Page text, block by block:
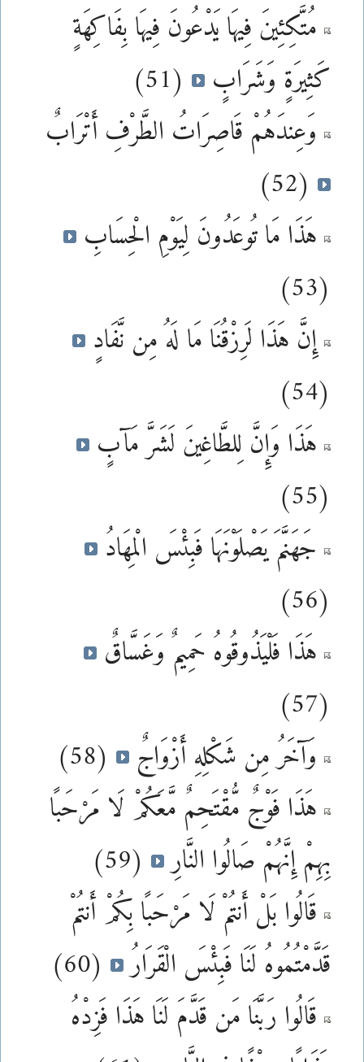
مُتَّكِئِينَ فِيهَا يَدْعُونَ فِيهَا بِفَاكِهَةٍ
كَثِيرَةٍ وَشَرَابٍ
(51)
وَعِندَهُمْ قَاصِرَاتُ الطَّرْفِ أَتْرَابٌ
(52)
هَذَا مَا تُوعَدُونَ لِيَوْمِ الْحِسَابِ
(53)
إِنَّ هَذَا لَرِزْقُنَا مَا لَهُ مِن نَّفَادٍ
(54)
هَذَا وَإِنَّ لِلطَّاغِينَ لَشَرَّ مَآبٍ
(55)
جَهَنَّمَ يَصْلَوْنَهَا فَبِئْسَ الْمِهَادُ
(56)
هَذَا فَلْيَذُوقُوهُ حَمِيمٌ وَغَسَّاقٌ
(57)
وَآخَرُ مِن شَكْلِهِ أَزْوَاجٌ
(58)
هَذَا فَوْجٌ مُّقْتَحِمٌ مَّعَكُمْ لَا مَرْحَبًا
بِهِمْ إِنَّهُمْ صَالُوا النَّارِ
(59)
قَالُوا بَلْ أَنتُمْ لَا مَرْحَبًا بِكُمْ أَنتُمْ
قَدَّمْتُمُوهُ لَنَا فَبِئْسَ الْقَرَارُ
(60)
قَالُوا رَبَّنَا مَن قَدَّمَ لَنَا هَذَا فَزِدْهُ